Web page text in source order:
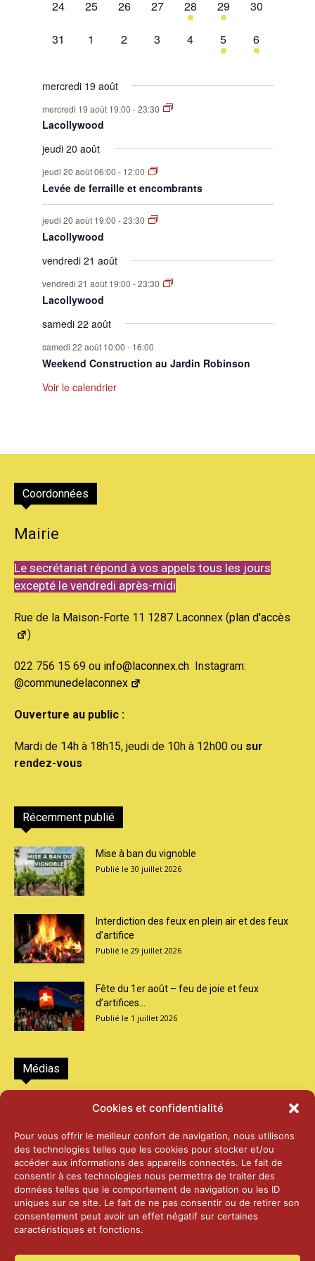
Cookies et confidentialité
Pour vous offrir le meilleur confort de navigation, nous utilisons
des technologies telles que les cookies pour stocker et/ou
accéder aux informations des appareils connectés. Le fait de
consentir à ces technologies nous permettra de traiter des
données telles que le comportement de navigation ou les ID
uniques sur ce site. Le fait de ne pas consentir ou de retirer son
consentement peut avoir un effet négatif sur certaines
caractéristiques et fonctions.
0
24
0
25
0
26
0
évènement,
27
1
évènement,
28
1
évènement,
29
0
30
0
31
0
1
0
2
0
3
0
évènement,
4
1
évènement,
5
1
évènement,
6
mercredi 19 août
mercredi 19 août 19:00 -23:30
Lacollywood
jeudi 20 août
jeudi 20 août 06:00 - 12:00
Levée de ferraille et encombrants
jeudi 20 août 19:00 -23:30
Lacollywood
vendredi 21 août
vendredi 21 août 19:00 -23:30
Lacollywood
samedi 22 août
samedi 22 août 10:00 - 16:00
Weekend Construction au Jardin Robinson
Voir le calendrier
Coordonnées
Mairie
Le secrétariat répond à vos appels tous les jours
excepté le vendredi après-midi
Rue de la Maison-Forte 11 1287 Laconnex (plan d'accès
)
022 756 15 69 ou info@laconnex.ch Instagram:
@communedelaconnex
Ouverture au public :
Mardi de 14h à 18h15, jeudi de 10h à 12h00 ou sur
rendez-vous
Récemment publié
Mise à ban du vignoble
30 juillet 2026
Interdiction des feux en plein air et des feux
d’artifice
29 juillet 2026
Fête du 1er août – feu de joie et feux
d’artifices...
1 juillet 2026
Médias
2026 – Laiterie d’Orsières et Abbaye de St-
25 juin 2026
2025 – Palais Fédéral – Berne
25 juin 2026
14 janvier 2025